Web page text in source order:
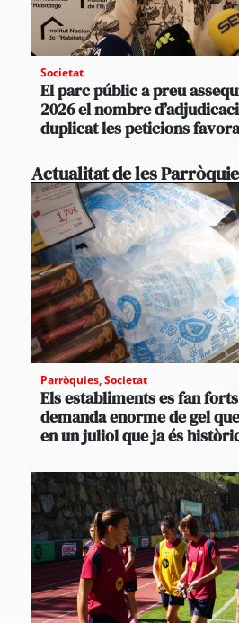
Societat
El parc públic a preu
2026 el nombre
duplicat les peticions
Actualitat de les
Parròquies,Societat
Els establiments es fan
demanda enorme de gel
en un juliol que ja és